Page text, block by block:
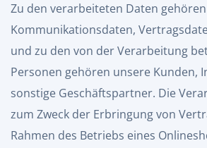
Zu den verarbeiteten Daten
Kommunikationsdaten,
und zu den von der Verarbeitung
Personen gehören unsere Kunden,
sonstige Geschäftspartner. Die
zum Zweck der Erbringung von
Rahmen des Betriebs eines